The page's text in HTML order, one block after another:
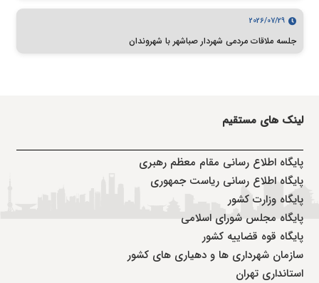
2026/07/29
جلسه ملاقات مردمی شهردار صباشهر با شهروندان
لینک های مستقیم
پایگاه اطلاع رسانی مقام معظم رهبری
پایگاه اطلاع رسانی ریاست جمهوری
پایگاه وزارت کشور
پایگاه مجلس شورای اسلامی
پایگاه قوه قضاییه کشور
سازمان شهرداری ها و دهیاری های کشور
استانداری تهران